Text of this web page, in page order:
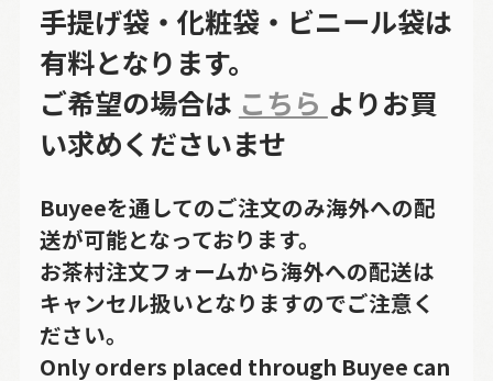
手提げ袋・化粧袋・ビニール袋は
有料となります。
ご希望の場合は こちら よりお買
い求めくださいませ
Buyeeを通してのご注文のみ海外への配
送が可能となっております。
お茶村注文フォームから海外への配送は
キャンセル扱いとなりますのでご注意く
ださい。
Only orders placed through Buyee can